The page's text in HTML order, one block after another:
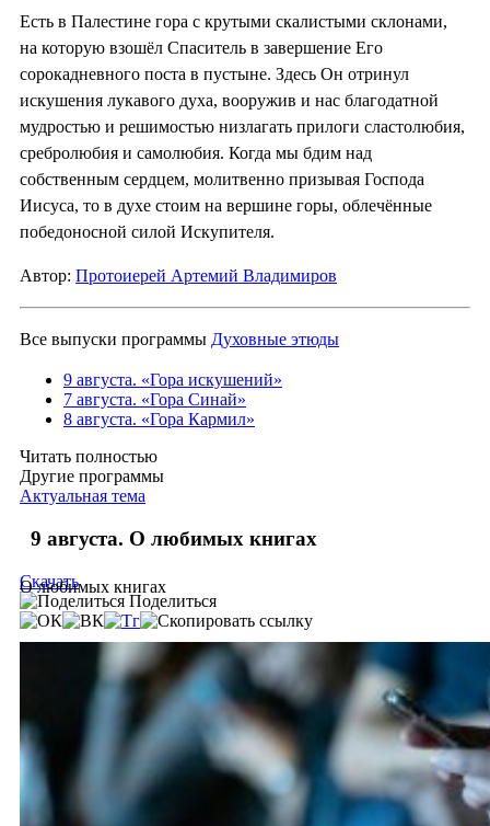
Есть в Палестине гора с крутыми скалистыми склонами,
на которую взошёл Спаситель в завершение Его
сорокадневного поста в пустыне. Здесь Он отринул
искушения лукавого духа, вооружив и нас благодатной
мудростью и решимостью низлагать прилоги сластолюбия,
сребролюбия и самолюбия. Когда мы бдим над
собственным сердцем, молитвенно призывая Господа
Иисуса, то в духе стоим на вершине горы, облечённые
победоносной силой Искупителя.
Автор: Протоиерей Артемий Владимиров
Все выпуски программы Духовные этюды
9 августа. «Гора искушений»
7 августа. «Гора Синай»
8 августа. «Гора Кармил»
Читать полностью
Другие программы
Актуальная тема
9 августа. О любимых книгах
О любимых книгах
Скачать
Поделиться